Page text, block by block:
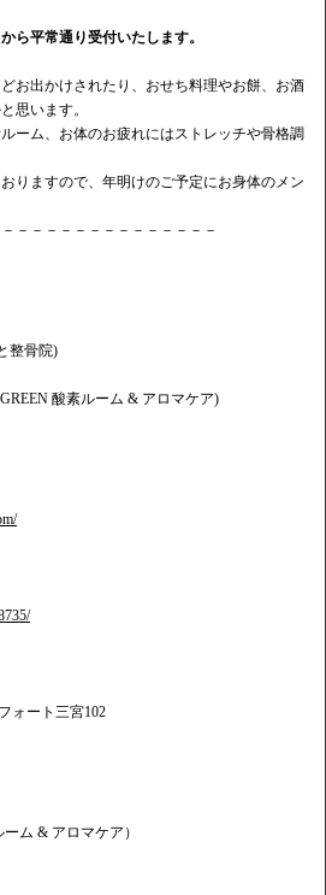
平常通り受付いたします。
お出かけされたり、おせち料理やお餅、お酒
思います。
ーム、お体のお疲れにはストレッチや骨格調
りますので、年明けのご予定にお身体のメン
－－－－－－－－－－－－－－
整骨院)
酸素ルーム & アロマケア)
ォート三宮102
ーム & アロマケア）